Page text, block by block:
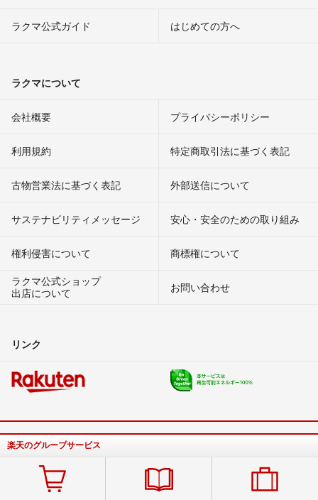
ラクマ公式ガイド はじめての方へ
ラクマについて
会社概要 プライバシーポリシー
利用規約 特定商取引法に基づく表記
古物営業法に基づく表記 外部送信について
サステナビリティメッセージ 安心・安全のための取り組み
権利侵害について
商標権について
ラクマ公式ショップ
出店について
お問い合わせ
リンク
楽天のグループサービス